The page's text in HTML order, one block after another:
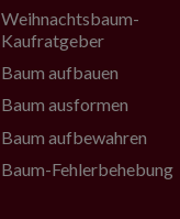
Weihnachtsbaum-
Kaufratgeber
Baum aufbauen
Baum ausformen
Baum aufbewahren
Baum-Fehlerbehebung